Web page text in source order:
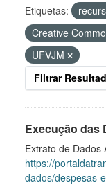
Etiquetas:
Creative
UFVJM
Filtrar
Execução das
Extrato de Dados
https://
dados/despesas-